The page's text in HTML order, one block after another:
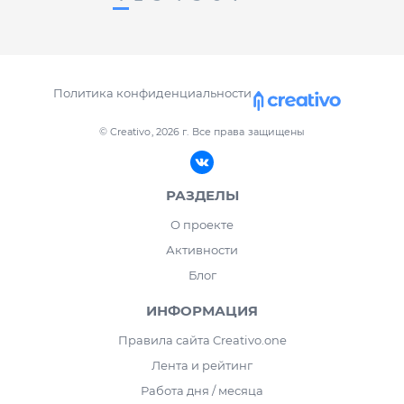
© Creativo, 2026 г. Все права защищены
Политика конфиденциальности
РАЗДЕЛЫ
О проекте
Активности
Блог
ИНФОРМАЦИЯ
Правила сайта Creativo.one
Лента и рейтинг
Работа дня / месяца